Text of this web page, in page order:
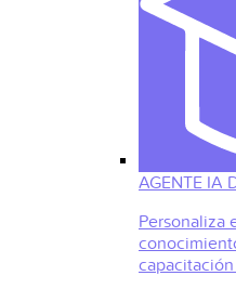
AGENTE IA
Personaliza